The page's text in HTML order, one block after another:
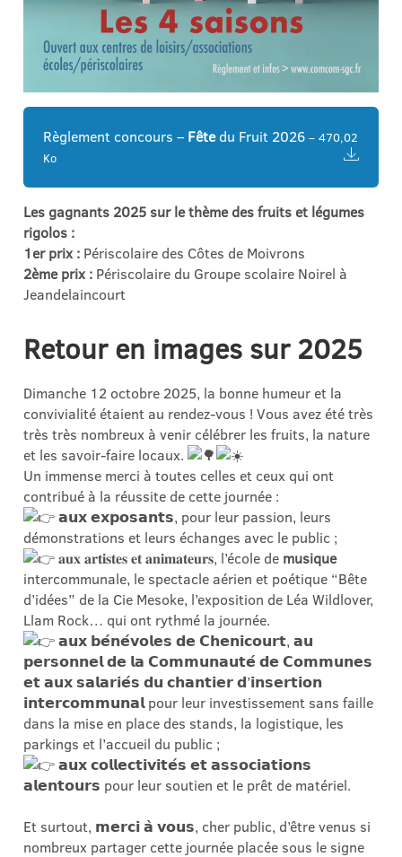
Règlement concours – Fêtedu Fruit 2026 – 470,02
Ko
Les gagnants 2025 sur le thème des fruits et légumes
rigolos :
1er prix : Périscolaire des Côtes de Moivrons
2ème prix : Périscolaire du Groupe scolaire Noirel à
Jeandelaincourt
Retour en images sur 2025
Dimanche 12 octobre 2025, la bonne humeur et la
convivialité étaient au rendez-vous ! Vous avez été très
très très nombreux à venir célébrer les fruits, la nature
et les savoir-faire locaux.
Un immense merci à toutes celles et ceux qui ont
contribué à la réussite de cette journée :
𝗮𝘂𝘅 𝗲𝘅𝗽𝗼𝘀𝗮𝗻𝘁𝘀, pour leur passion, leurs
démonstrations et leurs échanges avec le public ;
𝐚𝐮𝐱 𝐚𝐫𝐭𝐢𝐬𝐭𝐞𝐬 𝐞𝐭 𝐚𝐧𝐢𝐦𝐚𝐭𝐞𝐮𝐫𝐬, l’école de musique
intercommunale, le spectacle aérien et poétique “Bête
d’idées” de la Cie Mesoke, l’exposition de Léa Wildlover,
Llam Rock… qui ont rythmé la journée.
𝗮𝘂𝘅 𝗯𝗲́𝗻𝗲́𝘃𝗼𝗹𝗲𝘀 𝗱𝗲 𝗖𝗵𝗲𝗻𝗶𝗰𝗼𝘂𝗿𝘁, 𝗮𝘂
𝗽𝗲𝗿𝘀𝗼𝗻𝗻𝗲𝗹 𝗱𝗲 𝗹𝗮 𝗖𝗼𝗺𝗺𝘂𝗻𝗮𝘂𝘁𝗲́ 𝗱𝗲 𝗖𝗼𝗺𝗺𝘂𝗻𝗲𝘀
𝗲𝘁 𝗮𝘂𝘅 𝘀𝗮𝗹𝗮𝗿𝗶𝗲́𝘀 𝗱𝘂 𝗰𝗵𝗮𝗻𝘁𝗶𝗲𝗿 𝗱’𝗶𝗻𝘀𝗲𝗿𝘁𝗶𝗼𝗻
𝗶𝗻𝘁𝗲𝗿𝗰𝗼𝗺𝗺𝘂𝗻𝗮𝗹 pour leur investissement sans faille
dans la mise en place des stands, la logistique, les
parkings et l’accueil du public ;
𝗮𝘂𝘅 𝗰𝗼𝗹𝗹𝗲𝗰𝘁𝗶𝘃𝗶𝘁𝗲́𝘀 𝗲𝘁 𝗮𝘀𝘀𝗼𝗰𝗶𝗮𝘁𝗶𝗼𝗻𝘀
𝗮𝗹𝗲𝗻𝘁𝗼𝘂𝗿𝘀 pour leur soutien et le prêt de matériel.
Et surtout, 𝗺𝗲𝗿𝗰𝗶 𝗮̀ 𝘃𝗼𝘂𝘀, cher public, d’être venus si
nombreux partager cette journée placée sous le signe